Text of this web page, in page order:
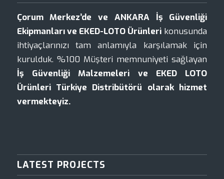
Çorum Merkez’de ve ANKARA İş Güvenliği
Ekipmanları ve EKED-LOTO Ürünleri konusunda
ihtiyaçlarınızı tam anlamıyla karşılamak için
kurulduk. %100 Müşteri memnuniyeti sağlayan
İş Güvenliği Malzemeleri ve EKED LOTO
Ürünleri Türkiye Distribütörü olarak hizmet
vermekteyiz.
LATEST PROJECTS